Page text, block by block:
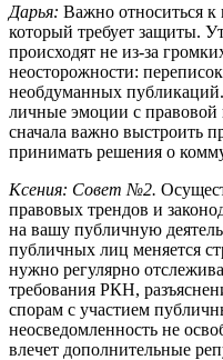
Дарья: Важно относиться к
который требует защиты.
происходят не из-за
неосторожности:
необдуманных
личные эмоции с
сначала важно выстроить
принимать решения о
Ксения: Совет №2.
правовых трендов и
на вашу публичную
публичных лиц меняется
нужно регулярно
требования РКН,
спорам с участием
неосведомленность не
влечет дополнительные